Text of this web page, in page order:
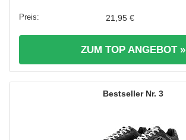
21,95 €
ZUM TOP ANGEBOT »
3